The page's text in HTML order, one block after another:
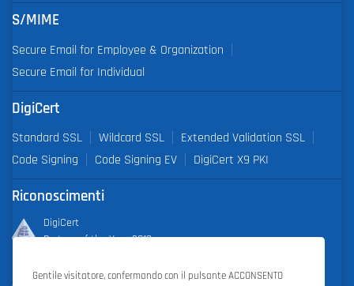
S/MIME
Secure Email for Employee & Organization
Secure Email for Individual
DigiCert
Standard SSL Wildcard SSL
Extended Validation SSL
Code Signing
Code Signing EV DigiCert X9 PKI
Riconoscimenti
DigiCert
Partner of the Year 2019
Outstanding Sales Performance Award 2018, 2019, 2020, 2021,
Gentile visitatore, confermando con il pulsante ACCONSENTO